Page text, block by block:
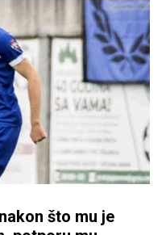
što mu je